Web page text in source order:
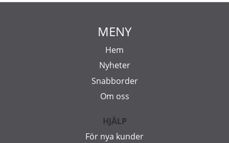
MENY
Hem
Nyheter
Snabborder
Om oss
HJÄLP
För nya kunder